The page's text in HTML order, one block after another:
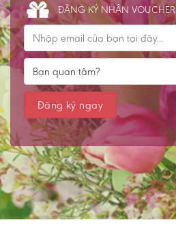
ĐĂNG KÝ NHẬN VOUCHER